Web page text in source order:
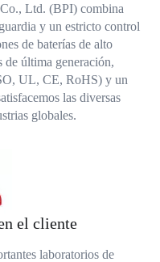
Ltd. (BPI) combina
y un estricto control
de baterías de alto
de última generación,
UL, CE, RoHS) y un
las diversas
globales.
el cliente
laboratorios de